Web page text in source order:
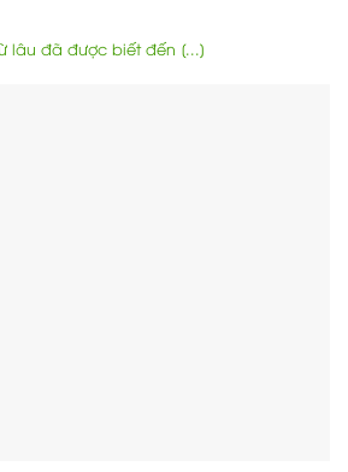
lâu đã được biết đến [...]